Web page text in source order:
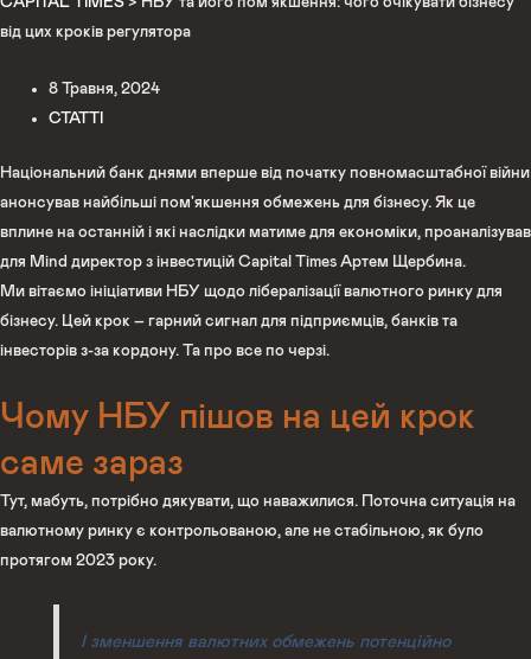
від цих кроків регулятора
8 Травня, 2024
СТАТТІ
Національний банк днями вперше від початку повномасштабної війни
анонсував найбільші пом'якшення обмежень для бізнесу. Як це
вплине на останній і які наслідки матиме для економіки, проаналізував
для Mind директор з інвестицій Capital Times Артем Щербина.
Ми вітаємо ініціативи НБУ щодо лібералізації валютного ринку для
бізнесу. Цей крок – гарний сигнал для підприємців, банків та
інвесторів з-за кордону. Та про все по черзі.
Чому НБУ пішов на цей крок
саме зараз
Тут, мабуть, потрібно дякувати, що наважилися. Поточна ситуація на
валютному ринку є контрольованою, але не стабільною, як було
протягом 2023 року.
І зменшення валютних обмежень потенційно